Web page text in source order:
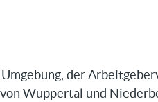
der
Wuppertal und